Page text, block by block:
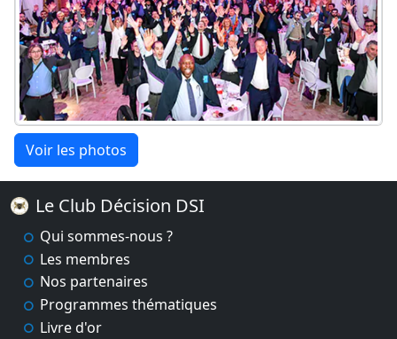
Voir les photos
Le Club Décision DSI
Qui sommes-nous ?
Les membres
Nos partenaires
Programmes thématiques
Livre d'or